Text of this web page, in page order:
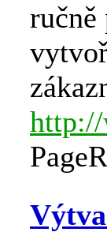
ručně
http://